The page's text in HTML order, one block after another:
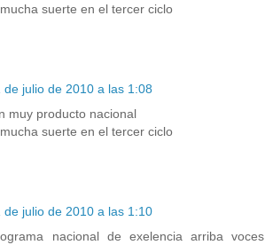
suerte en el tercer ciclo
de julio de 2010 a las 1:08
muy producto nacional
suerte en el tercer ciclo
de julio de 2010 a las 1:10
nacional de exelencia arriba voces